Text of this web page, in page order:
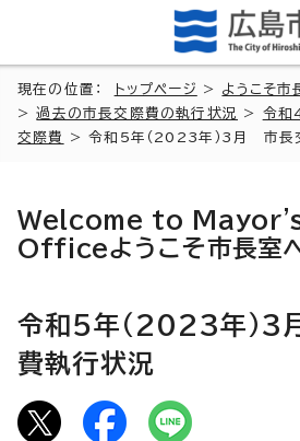
現在の位置： トップページ > ようこそ市
>過去の市長交際費の執行状況 > 令和
交際費
> 令和5年（2023年）3月 市長
Welcome to
Officeようこそ市長室
令和5年（2023年）3
費執行状況